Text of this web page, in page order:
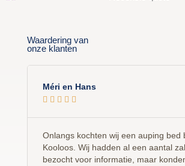
Waardering van
onze klanten
Méri en Hans
    
Onlangs kochten wij een auping bed
Kooloos. Wij hadden al een aantal
bezocht voor informatie, maar